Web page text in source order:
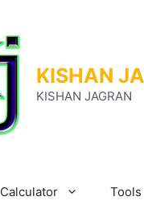
KISHAN
KISHAN JAGRAN
Calculator Tools